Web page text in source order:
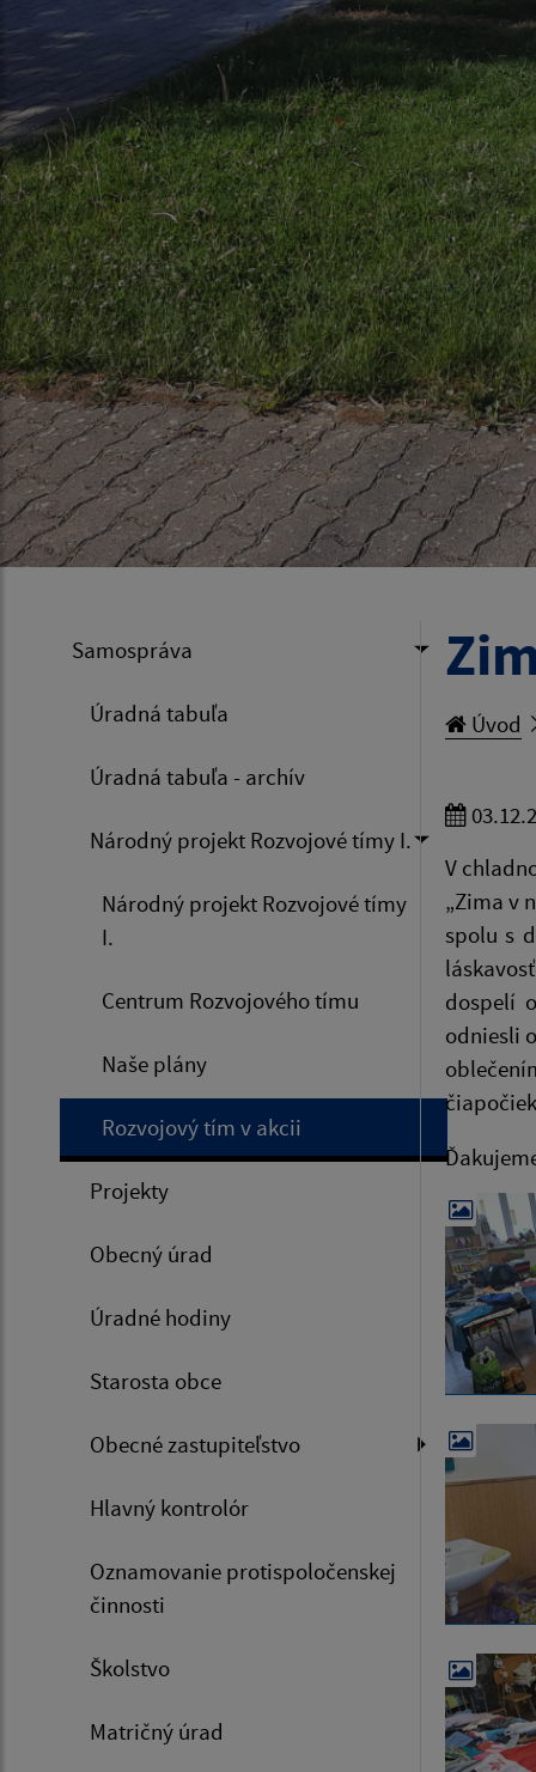
Samospráva
Úradná tabuľa
Úradná tabuľa - archív
Národný projekt Rozvojové tímy I.
Národný projekt Rozvojové tímy
I.
Centrum Rozvojového tímu
Naše plány
Rozvojový tím v akcii
Projekty
Obecný úrad
Úradné hodiny
Starosta obce
Obecné zastupiteľstvo
Hlavný kontrolór
Oznamovanie protispoločenskej
činnosti
Školstvo
Matričný úrad
Úvod
V
„Zima v
spolu s
dospelí
odniesli